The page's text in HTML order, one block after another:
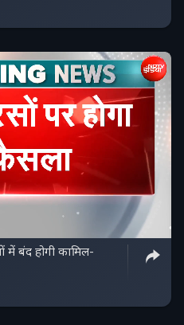
में बंद होगी कामिल-